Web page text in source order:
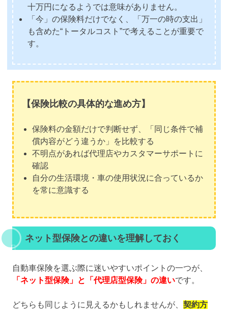
十万円になるようでは意味がありません。
「今」の保険料だけでなく、「万一の時の支出」
も含めた“トータルコスト”で考えることが重要で
す。
【保険比較の具体的な進め方】
保険料の金額だけで判断せず、「同じ条件で補
償内容がどう違うか」を比較する
不明点があれば代理店やカスタマーサポートに
確認
自分の生活環境・車の使用状況に合っているか
を常に意識する
ネット型保険との違いを理解しておく
自動車保険を選ぶ際に迷いやすいポイントの一つが、
「ネット型保険」と「代理店型保険」の違いです。
どちらも同じように見えるかもしれませんが、 契約方